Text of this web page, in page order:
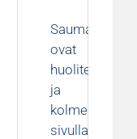
Saumat
ovat
huolitellut
ja
kolmella
sivulla